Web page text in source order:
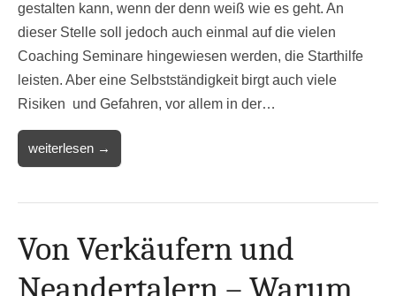
gestalten kann, wenn der denn weiß wie es geht. An
dieser Stelle soll jedoch auch einmal auf die vielen
Coaching Seminare hingewiesen werden, die Starthilfe
leisten. Aber eine Selbstständigkeit birgt auch viele
Risiken und Gefahren, vor allem in der…
weiterlesen →
Von Verkäufern und